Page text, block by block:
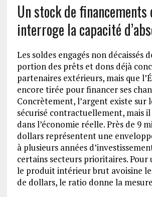
Un stock de financements
interroge la capacité
Les soldes engagés non décaissés
portion des prêts et dons déjà
partenaires extérieurs, mais que
encore tirée pour financer ses
Concrètement, l’argent existe sur
sécurisé contractuellement, mais
dans l’économie réelle. Près de 9
dollars représentent une
à plusieurs années
certains secteurs prioritaires. Pour
le produit intérieur brut avoisine
de dollars, le ratio donne la